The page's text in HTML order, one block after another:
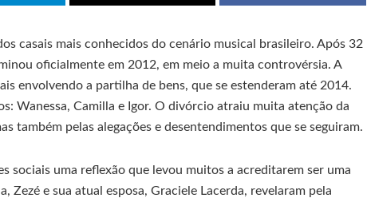
casais mais conhecidos do cenário musical brasileiro. Após 32
oficialmente em 2012, em meio a muita controvérsia. A
envolvendo a partilha de bens, que se estenderam até 2014.
Wanessa, Camilla e Igor. O divórcio atraiu muita atenção da
também pelas alegações e desentendimentos que se seguiram.
sociais uma reflexão que levou muitos a acreditarem ser uma
Zezé e sua atual esposa, Graciele Lacerda, revelaram pela